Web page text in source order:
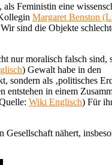
Feministin eine
Margaret Benston
sind die Objekte
nur moralisch falsch sind,
) Gewalt habe in den
sondern als ‚politisches
entstehen in einem
Wiki Englisch) Für
nähert,